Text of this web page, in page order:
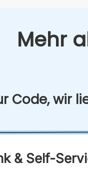
Mehr
Code, wir
& Self-